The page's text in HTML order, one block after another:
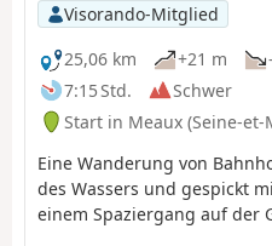
Visorando-Mitglied
25,06 km
+21 m
7:15 Std.
Schwer
Start in Meaux (Seine-et-
Eine Wanderung von
des Wassers und gespickt
einem Spaziergang auf der